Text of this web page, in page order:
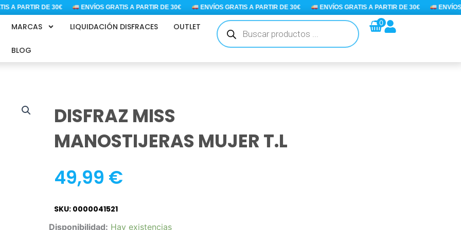
PARTIR DE 30€ ENVÍOS GRATIS A PARTIR DE 30€ ENVÍOS GRATIS A PARTIR DE 30€ ENVÍOS GRATIS A PARTIR DE 30€ ENVÍOS
MARCAS LIQUIDACIÓN DISFRACES OUTLET
BLOG
Búsqueda
de
productos
0
DISFRAZ MISS
MANOSTIJERAS MUJER T.L
49,99 €
SKU: 0000041521
Disponibilidad: Hay existencias
DISFRAZ